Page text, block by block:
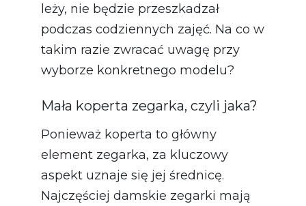
leży, nie będzie przeszkadzał
podczas codziennych zajęć. Na co w
takim razie zwracać uwagę przy
wyborze konkretnego modelu?
Mała koperta zegarka, czyli jaka?
Ponieważ koperta to główny
element zegarka, za kluczowy
aspekt uznaje się jej średnicę.
Najczęściej damskie zegarki mają